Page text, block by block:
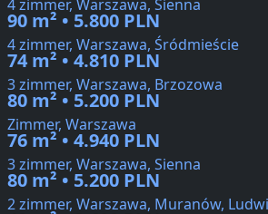
4 zimmer, Warszawa, Sienna
90 m² • 5.800 PLN
4 zimmer, Warszawa, Śródmieście
74 m² • 4.810 PLN
3 zimmer, Warszawa, Brzozowa
80 m² • 5.200 PLN
Zimmer, Warszawa
76 m² • 4.940 PLN
3 zimmer, Warszawa, Sienna
80 m² • 5.200 PLN
2 zimmer, Warszawa, Muranów,